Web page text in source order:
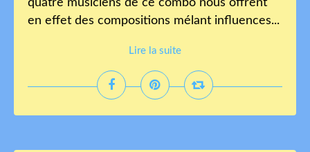
quatre musiciens de ce combo nous offrent
en effet des compositions mélant influences...
Lire la suite